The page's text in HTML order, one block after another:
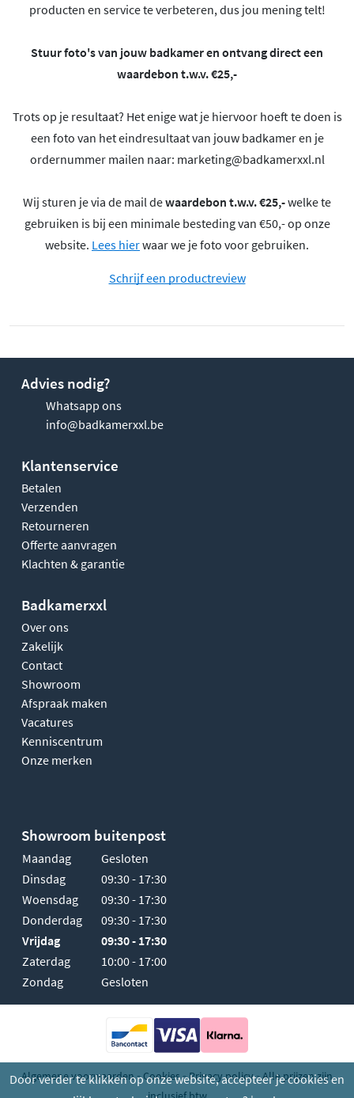
Door verder te klikken op onze website, accepteer je cookies en
producten en service te verbeteren, dus jou mening telt!
Stuur foto's van jouw badkamer en ontvang direct een
waardebon t.w.v. €25,-
Trots op je resultaat? Het enige wat je hiervoor hoeft te doen is
een foto van het eindresultaat van jouw badkamer en je
ordernummer mailen naar: marketing@badkamerxxl.nl
Wij sturen je via de mail dewaardebon t.w.v. €25,-welke te
gebruiken is bij een minimale besteding van €50,- op onze
website. Lees hierwaar we je foto voor gebruiken.
Schrijf een productreview
Advies nodig?
Whatsapp ons
info@badkamerxxl.be
Klantenservice
Betalen
Verzenden
Retourneren
Offerte aanvragen
Klachten & garantie
Badkamerxxl
Over ons
Zakelijk
Contact
Showroom
Afspraak maken
Vacatures
Kenniscentrum
Onze merken
Showroom buitenpost
Maandag
Gesloten
Dinsdag
09:30 - 17:30
Woensdag
09:30 - 17:30
Donderdag
09:30 - 17:30
Vrijdag
09:30 - 17:30
Zaterdag
10:00 - 17:00
Zondag
Gesloten
Algemene voorwaarden -Cookies-Privacy policy -Alle prijzen zijn